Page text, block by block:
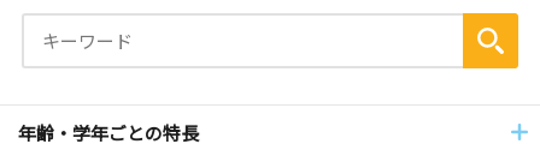
年齢・学年ごとの特長